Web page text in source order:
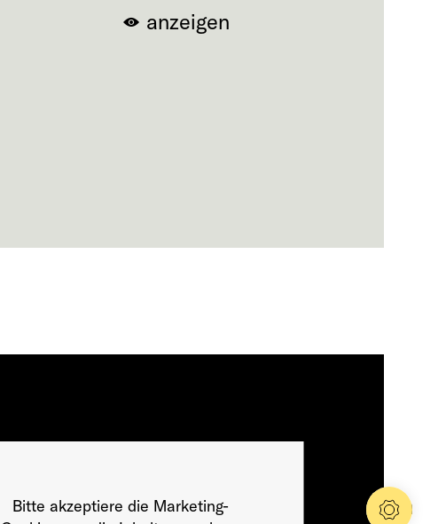
anzeigen
Bitte akzeptiere die Marketing-